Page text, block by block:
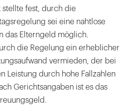
stellte fest, durch die
sei eine nahtlose
das Elterngeld möglich.
die Regelung ein erheblicher
vermieden, der bei
Leistung durch hohe Fallzahlen
Gerichtsangaben ist es das